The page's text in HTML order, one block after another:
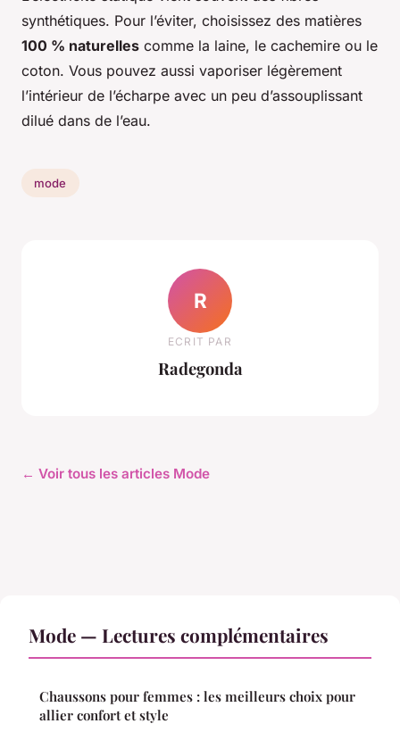
synthétiques. Pour l’éviter, choisissez des matières
100 % naturelles comme la laine, le cachemire ou le
coton. Vous pouvez aussi vaporiser légèrement
l’intérieur de l’écharpe avec un peu d’assouplissant
dilué dans de l’eau.
mode
R
ECRIT PAR
Radegonda
← Voir tous les articles Mode
Mode — Lectures complémentaires
Chaussons pour femmes : les meilleurs choix pour
allier confort et style